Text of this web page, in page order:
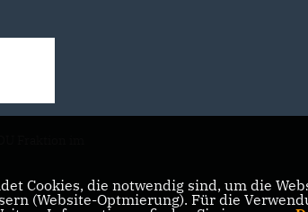
Cookies, die notwendig sind, um die
(Website-Optmierung). Für die